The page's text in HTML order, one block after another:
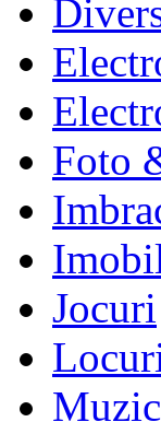
Foto
Jocuri